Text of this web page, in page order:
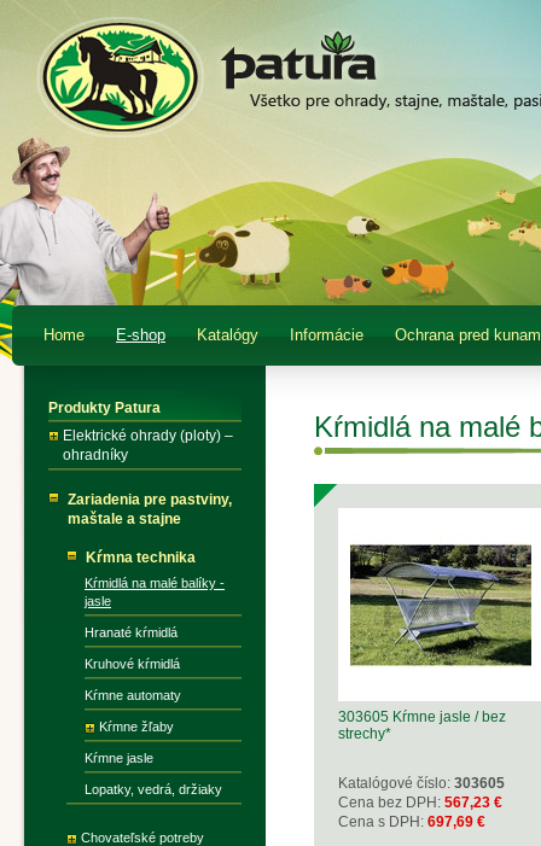
Home E-shop Katalógy Informácie Ochrana pred
Produkty Patura
Elektrické ohrady (ploty) –
ohradníky
Zariadenia pre pastviny,
maštale a stajne
Kŕmna technika
Kŕmidlá na malé balíky -
jasle
Hranaté kŕmidlá
Kruhové kŕmidlá
Kŕmne automaty
Kŕmne žľaby
Kŕmne jasle
Lopatky, vedrá, držiaky
Chovateľské potreby
Kŕmidlá na malé
303605 Kŕmne jasle / bez
strechy*
Katalógové číslo: 303605
Cena bez DPH: 567,23 €
Cena s DPH: 697,69 €